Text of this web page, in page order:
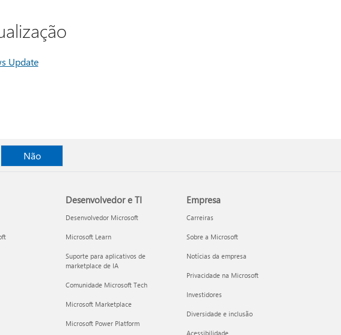
Update
Não
Desenvolvedor e TI
Desenvolvedor Microsoft
Microsoft Learn
Suporte para aplicativos de
marketplace de IA
Comunidade Microsoft Tech
Microsoft Marketplace
Microsoft Power Platform
Empresa
Carreiras
Sobre a Microsoft
Notícias da empresa
Privacidade na Microsoft
Investidores
Diversidade e inclusão
Acessibilidade